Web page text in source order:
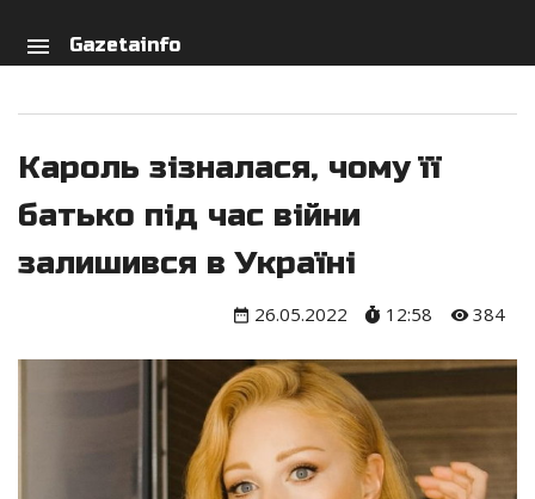
menu Gazetainfo
Кароль зізналася, чому її
батько під час війни
залишився в Україні
26.05.2022 12:58 384